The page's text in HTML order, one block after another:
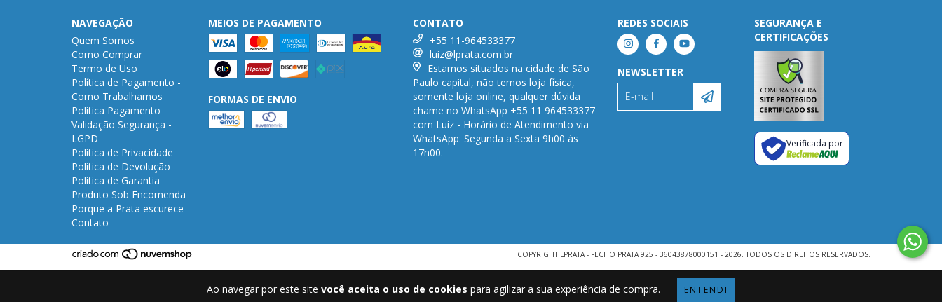
Ao navegar por este site você aceita o uso de cookies para agilizar a sua experiência de compra. ENTENDI
NAVEGAÇÃO
Quem Somos
Como Comprar
Termo de Uso
Política de Pagamento -
Como Trabalhamos
Política Pagamento
Validação Segurança -
LGPD
Política de Privacidade
Política de Devolução
Política de Garantia
Produto Sob Encomenda
Porque a Prata escurece
Contato
MEIOS DE PAGAMENTO
FORMAS DE ENVIO
CONTATO
+55 11-964533377
luiz@lprata.com.br
Estamos situados na cidade de São
Paulo capital, não temos loja física,
somente loja online, qualquer dúvida
chame no WhatsApp +55 11 964533377
com Luiz - Horário de Atendimento via
WhatsApp: Segunda a Sexta 9h00 às
17h00.
REDES SOCIAIS
NEWSLETTER
SEGURANÇA E
CERTIFICAÇÕES
Verificada por
COPYRIGHT LPRATA - FECHO PRATA 925 - 36043878000151 - 2026. TODOS OS DIREITOS RESERVADOS.